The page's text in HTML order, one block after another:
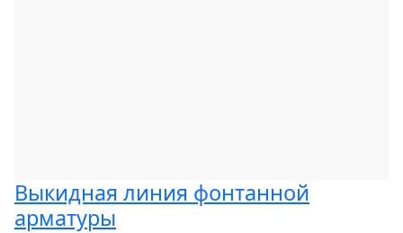
Выкидная линия фонтанной
арматуры